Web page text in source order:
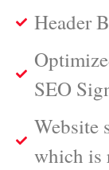
Header
SEO
Website
which is